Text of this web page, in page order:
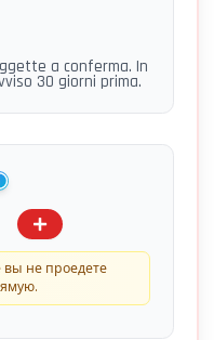
a conferma. In
30 giorni prima.
вы не проедете